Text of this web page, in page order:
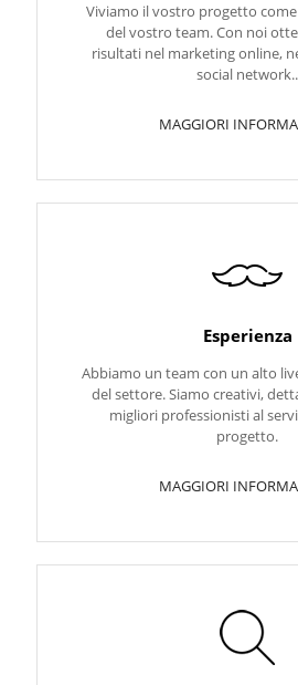
Viviamo il vostro progetto
del vostro team. Con noi
risultati nel marketing online,
social network..
MAGGIORI
Esperienza
Abbiamo un team con un alto
del settore. Siamo creativi,
migliori professionisti al
progetto.
MAGGIORI